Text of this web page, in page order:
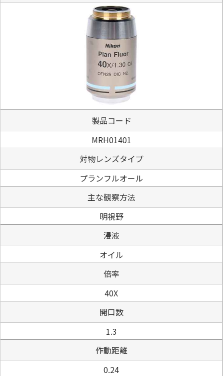
製品コード
MRH01401
対物レンズタイプ
プランフルオール
主な観察方法
明視野
浸液
オイル
倍率
40X
開口数
1.3
作動距離
0.24